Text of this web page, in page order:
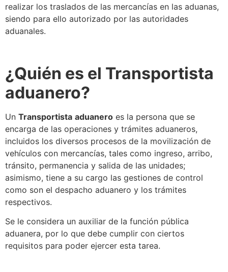
realizar los traslados de las mercancías en las aduanas,
siendo para ello autorizado por las autoridades
aduanales.
¿Quién es el Transportista
aduanero?
Un Transportista aduanero es la persona que se
encarga de las operaciones y trámites aduaneros,
incluidos los diversos procesos de la movilización de
vehículos con mercancías, tales como ingreso, arribo,
tránsito, permanencia y salida de las unidades;
asimismo, tiene a su cargo las gestiones de control
como son el despacho aduanero y los trámites
respectivos.
Se le considera un auxiliar de la función pública
aduanera, por lo que debe cumplir con ciertos
requisitos para poder ejercer esta tarea.